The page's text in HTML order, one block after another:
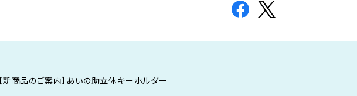
【新商品のご案内】あいの助立体キーホルダー